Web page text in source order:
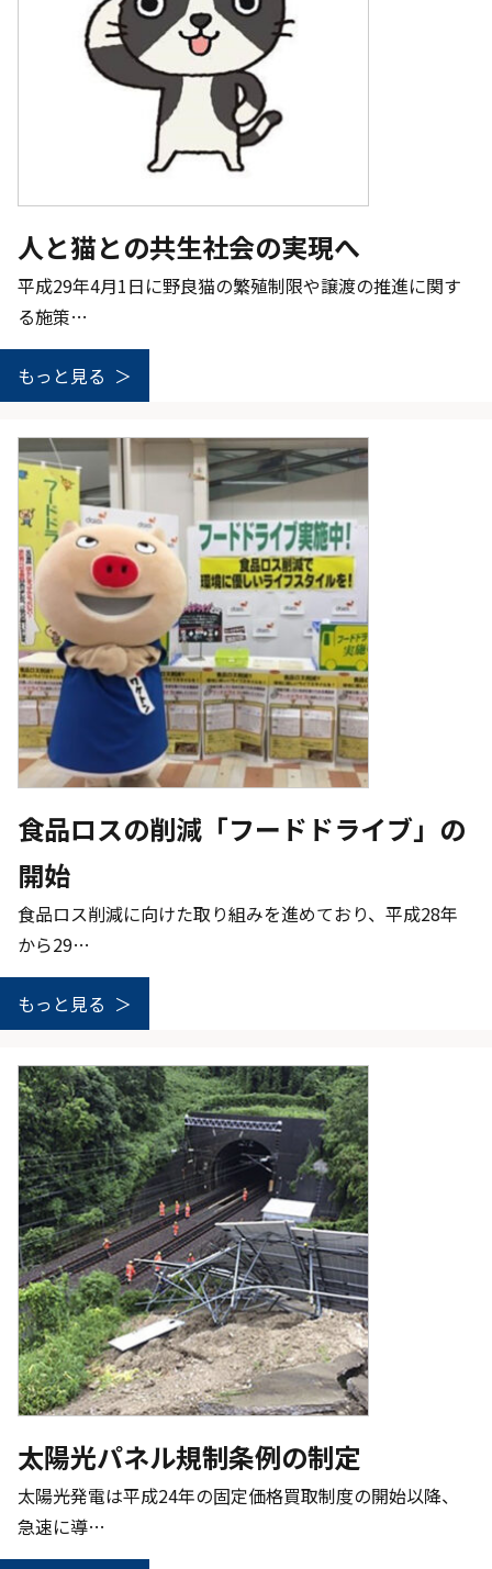
人と猫との共生社会の実現へ
平成29年4月1日に野良猫の繁殖制限や譲渡の推進に関す
る施策…
もっと見る
食品ロスの削減「フードドライブ」の
開始
食品ロス削減に向けた取り組みを進めており、平成28年
から29…
もっと見る
太陽光パネル規制条例の制定
太陽光発電は平成24年の固定価格買取制度の開始以降、
急速に導…